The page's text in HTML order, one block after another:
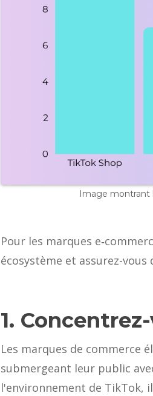
Image montrant
Pour les marques
écosystème et assurez-
1.
Les marques de
submergeant leur public
l'environnement de TikTok,